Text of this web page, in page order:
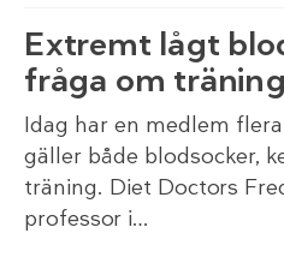
Extremt lågt
fråga om träning
Idag har en medlem
gäller både blodsocker,
träning. Diet Doctors
professor i…